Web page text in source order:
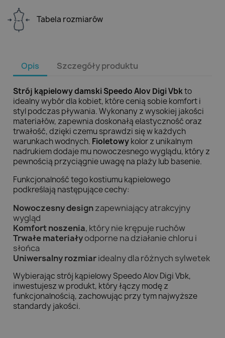
Tabela rozmiarów
Opis Szczegóły produktu
Strój kąpielowy damski Speedo Alov Digi Vbkto
idealny wybór dla kobiet, które cenią sobie komfort i
styl podczas pływania. Wykonany z wysokiej jakości
materiałów, zapewnia doskonałą elastyczność oraz
trwałość, dzięki czemu sprawdzi się w każdych
warunkach wodnych. Fioletowykolor z unikalnym
nadrukiem dodaje mu nowoczesnego wyglądu, który z
pewnością przyciągnie uwagę na plaży lub basenie.
Funkcjonalność tego kostiumu kąpielowego
podkreślają następujące cechy:
Nowoczesny designzapewniający atrakcyjny
wygląd
Komfort noszenia, który nie krępuje ruchów
Trwałe materiałyodporne na działanie chloru i
słońca
Uniwersalny rozmiaridealny dla różnych sylwetek
Wybierając strój kąpielowy Speedo Alov Digi Vbk,
inwestujesz w produkt, który łączy modę z
funkcjonalnością, zachowując przy tym najwyższe
standardy jakości.